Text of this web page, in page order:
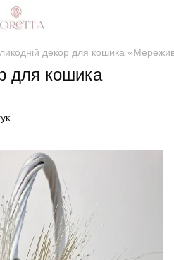
декор для кошика
для кошика